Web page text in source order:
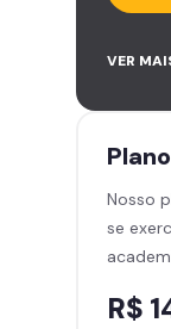
VER
Plano
Nosso
se
R$